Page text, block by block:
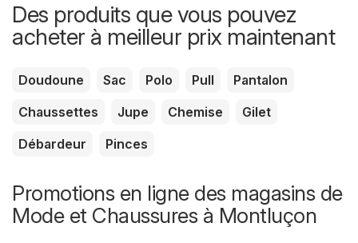
Des produits que vous pouvez
acheter à meilleur prix maintenant
Doudoune Sac Polo Pull
Pantalon
Chaussettes
Jupe Chemise
Gilet
Débardeur
Pinces
Promotions en ligne des magasins de
Mode et Chaussures à Montluçon